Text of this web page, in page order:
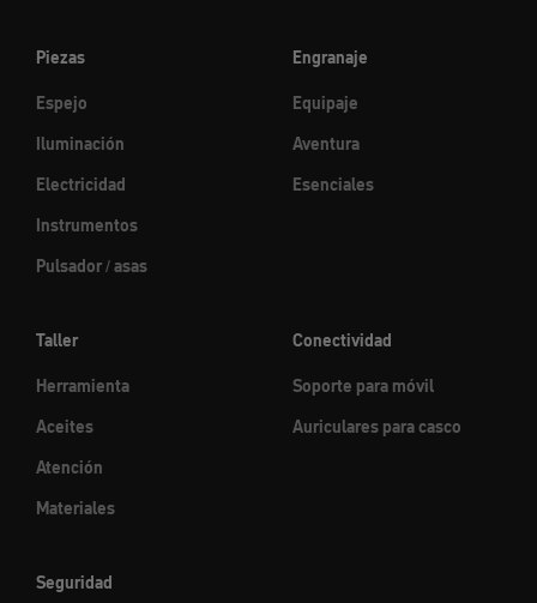
Piezas
Espejo
Iluminación
Electricidad
Instrumentos
Pulsador / asas
Engranaje
Equipaje
Aventura
Esenciales
Taller
Herramienta
Aceites
Atención
Materiales
Conectividad
Soporte para móvil
Auriculares para casco
Seguridad